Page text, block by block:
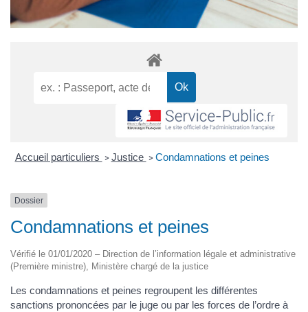
Accueil particuliers > Justice > Condamnations et peines
Dossier
Condamnations et peines
Vérifié le 01/01/2020 – Direction de l’information légale et administrative
(Première ministre), Ministère chargé de la justice
Les condamnations et peines regroupent les différentes
sanctions prononcées par le juge ou par les forces de l’ordre à